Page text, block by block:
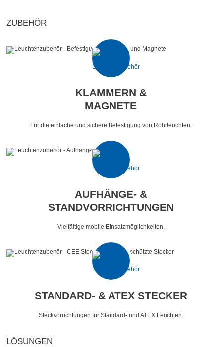
ZUBEHÖR
KLAMMERN &
MAGNETE
Für die einfache und sichere Befestigung von Rohrleuchten.
AUFHÄNGE- &
STANDVORRICHTUNGEN
Vielfältige mobile Einsatzmöglichkeiten.
STANDARD- & ATEX STECKER
Steckvorrichtungen für Standard- und ATEX Leuchten.
LÖSUNGEN